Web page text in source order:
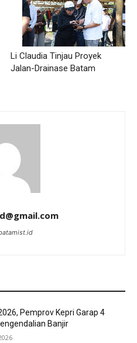
Li Claudia Tinjau Proyek
Jalan-Drainase Batam
Pemprov Kepri Garap 4
Banjir